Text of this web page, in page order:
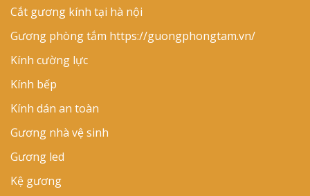
Cắt gương kính tại hà nội
Gương phòng tắm https://guongphongtam.vn/
Kính cường lực
Kính bếp
Kính dán an toàn
Gương nhà vệ sinh
Gương led
Kệ gương